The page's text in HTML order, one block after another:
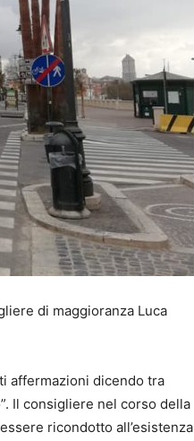
di maggioranza Luca
affermazioni dicendo tra
Il consigliere nel corso della
ricondotto all’esistenza